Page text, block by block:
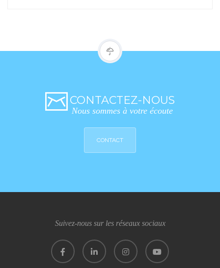
CONTACTEZ-NOUS
Nous sommes à votre écoute
CONTACT
Suivez-nous sur les réseaux sociaux